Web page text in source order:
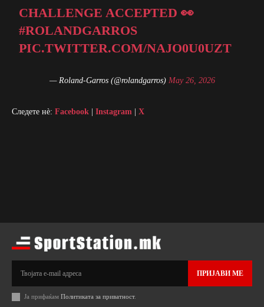
CHALLENGE ACCEPTED 👀
#ROLANDGARROS
PIC.TWITTER.COM/NAJO0U0UZT
— Roland-Garros (@rolandgarros) May 26, 2026
Следете нè: Facebook Instagram X
ПРИЈАВИ МЕ
Ја прифаќам Политиката за приватност.